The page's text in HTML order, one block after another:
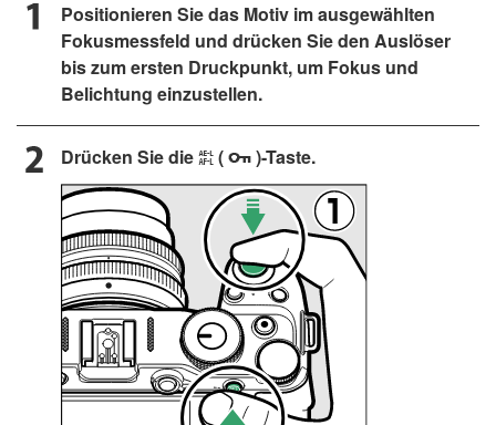
Positionieren Sie das Motiv im ausgewählten
Fokusmessfeld und drücken Sie den Auslöser
bis zum ersten Druckpunkt, um Fokus und
Belichtung einzustellen.
Drücken Sie die A ( g )-Taste.